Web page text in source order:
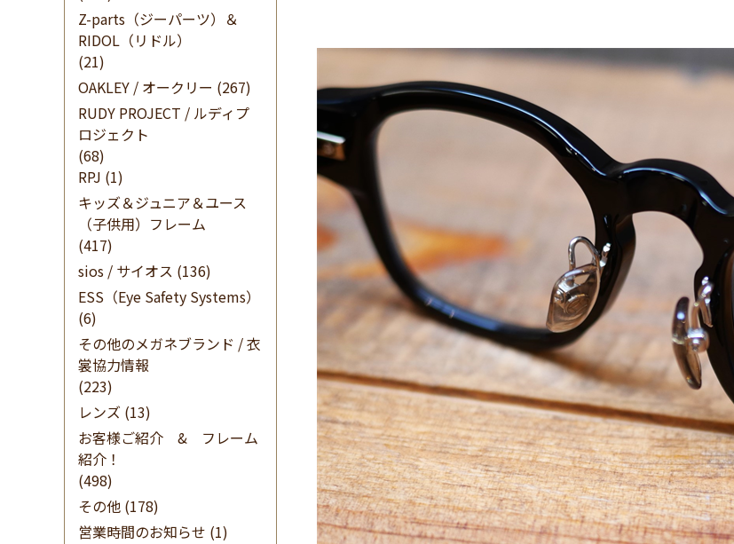
Z-parts（ジーパーツ）＆
RIDOL（リドル）
(21)
OAKLEY / オークリー (267)
RUDY PROJECT / ルディプ
ロジェクト
(68)
RPJ (1)
キッズ＆ジュニア＆ユース
（子供用）フレーム
(417)
sios / サイオス (136)
ESS（Eye Safety Systems）
(6)
その他のメガネブランド / 衣
裳協力情報
(223)
レンズ (13)
お客様ご紹介 & フレーム
紹介！
(498)
その他 (178)
営業時間のお知らせ (1)